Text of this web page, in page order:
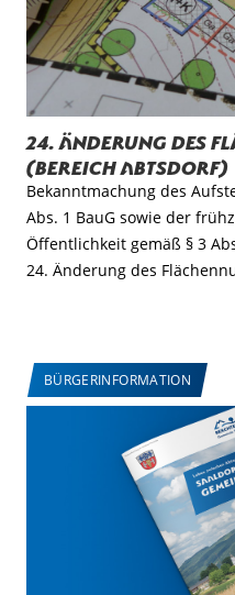
24. Änderung des
(Bereich Abtsdorf)
Bekanntmachung des
Abs. 1 BauG sowie der
Öffentlichkeit gemäß § 3
24. Änderung des
BÜRGERINFORMATION